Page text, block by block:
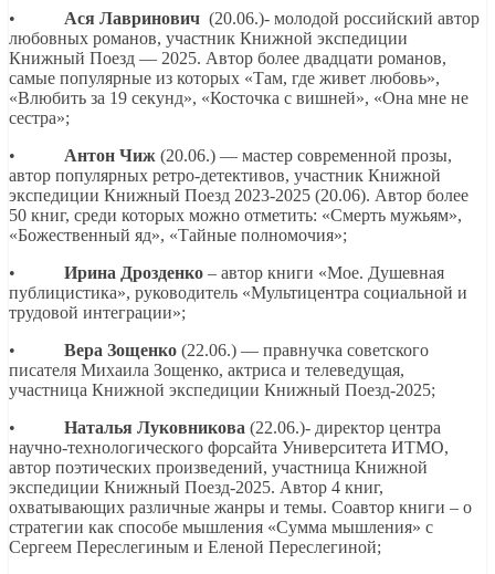
• Ася Лавринович (20.06.)- молодой российский автор
любовных романов, участник Книжной экспедиции
Книжный Поезд — 2025. Автор более двадцати романов,
самые популярные из которых «Там, где живет любовь»,
«Влюбить за 19 секунд», «Косточка с вишней», «Она мне не
сестра»;
• Антон Чиж (20.06.) — мастер современной прозы,
автор популярных ретро-детективов, участник Книжной
экспедиции Книжный Поезд 2023-2025 (20.06). Автор более
50 книг, среди которых можно отметить: «Смерть мужьям»,
«Божественный яд», «Тайные полномочия»;
• Ирина Дрозденко – автор книги «Мое. Душевная
публицистика», руководитель «Мультицентра социальной и
трудовой интеграции»;
• Вера Зощенко (22.06.) — правнучка советского
писателя Михаила Зощенко, актриса и телеведущая,
участница Книжной экспедиции Книжный Поезд-2025;
• Наталья Луковникова (22.06.)- директор центра
научно-технологического форсайта Университета ИТМО,
автор поэтических произведений, участница Книжной
экспедиции Книжный Поезд-2025. Автор 4 книг,
охватывающих различные жанры и темы. Соавтор книги – о
стратегии как способе мышления «Сумма мышления» с
Сергеем Переслегиным и Еленой Переслегиной;